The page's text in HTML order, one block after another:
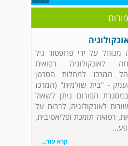
מנוהל על ידי פרופסור גיל
לאונקולוגיה רפואית
המרכז למחלות הסרטן
- "בית שולמית" (המרכז
הפורום ניתן לשאול
לאונקולוגיה, לרבות על
רפואה תומכת ופליאטיבית,
קרא עוד...